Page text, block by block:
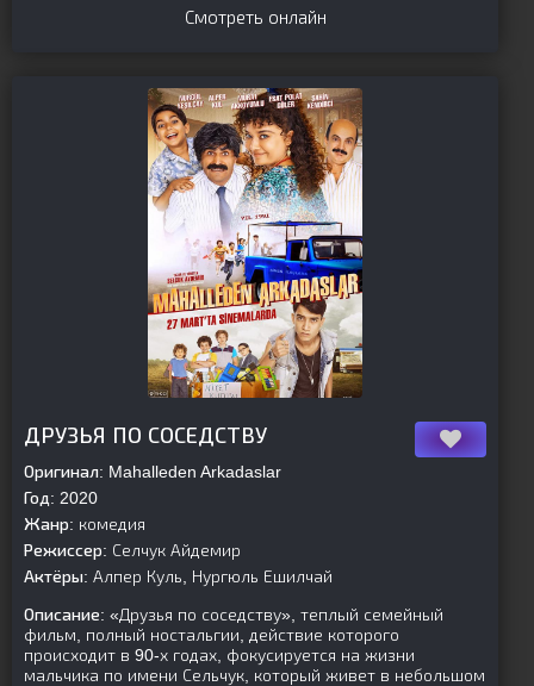
Смотреть онлайн
ДРУЗЬЯ ПО СОСЕДСТВУ
Оригинал: Mahalleden Arkadaslar
Год: 2020
Жанр: комедия
Режиссер: Селчук Айдемир
Актёры: Алпер Куль, Нургюль Ешилчай
Описание: «Друзья по соседству», теплый семейный
фильм, полный ностальгии, действие которого
происходит в 90-х годах, фокусируется на жизни
мальчика по имени Сельчук, который живет в небольшом